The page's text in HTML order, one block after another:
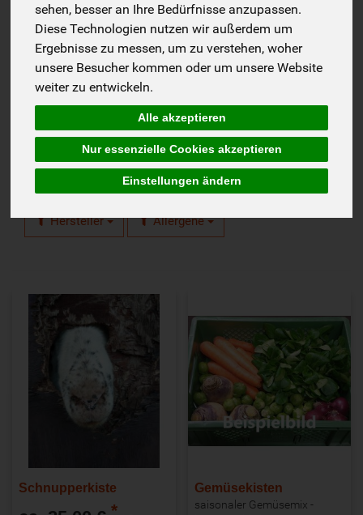
sehen, besser an Ihre Bedürfnisse anzupassen.
Diese Technologien nutzen wir außerdem um
Ergebnisse zu messen, um zu verstehen, woher
unsere Besucher kommen oder um unsere Website
weiter zu entwickeln.
Alle akzeptieren
Nur essenzielle Cookies akzeptieren
Einstellungen ändern
Gemüse der Woche
Hersteller Allergene
Schnupperkiste
*
Gemüsekisten
saisonaler Gemüsemix -